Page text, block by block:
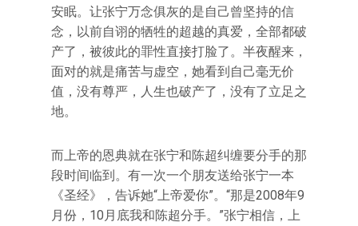
安眠。让张宁万念俱灰的是自己曾坚持的信
念，以前自诩的牺牲的超越的真爱，全部都破
产了，被彼此的罪性直接打脸了。半夜醒来，
面对的就是痛苦与虚空，她看到自己毫无价
值，没有尊严，人生也破产了，没有了立足之
地。
而上帝的恩典就在张宁和陈超纠缠要分手的那
段时间临到。有一次一个朋友送给张宁一本
《圣经》，告诉她“上帝爱你”。“那是2008年9
月份，10月底我和陈超分手。”张宁相信，上